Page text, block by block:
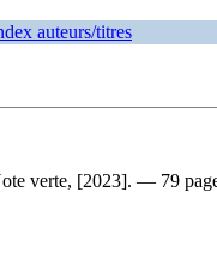
auteurs/titres
verte, [2023]. — 79